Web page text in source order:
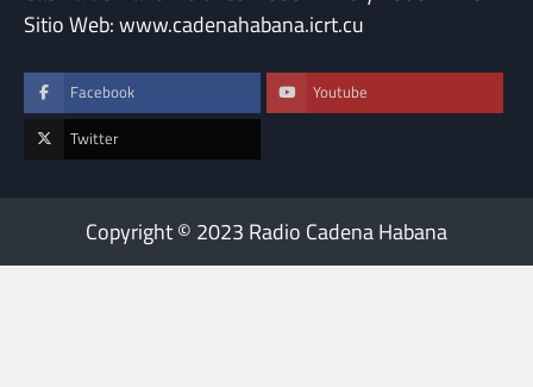
Sitio Web: www.cadenahabana.icrt.cu
Facebook Youtube
Twitter